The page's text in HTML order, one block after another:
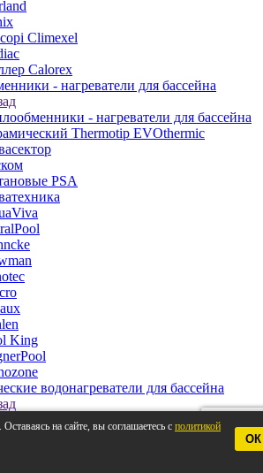
Climexel
Calorex
- нагреватели для бассейна
- нагреватели для бассейна
Thermotip EVOthermic
PSA
King
водонагреватели для бассейна
водонагреватели для
на сайте, вы соглашаетесь с политикой
ОК